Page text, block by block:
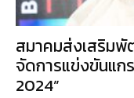
สมาคมส่งเสริม
จัดการแข่งขันแก
2024”